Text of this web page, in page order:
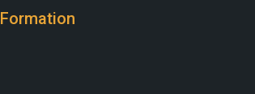
Formation